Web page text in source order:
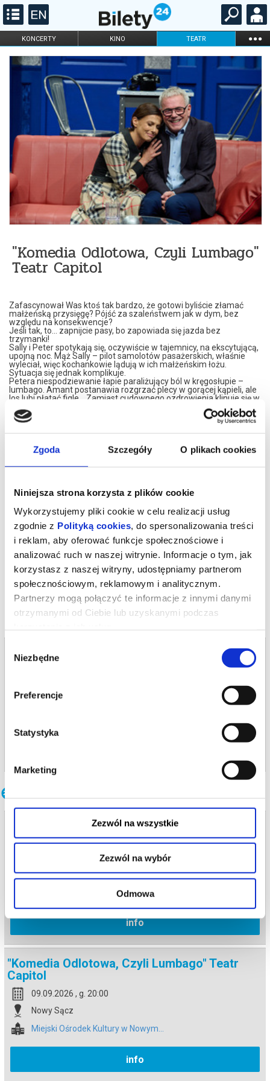
Zgoda Szczegóły O plikach cookies
Niniejsza strona korzysta z plików cookie
Wykorzystujemy pliki cookie w celu realizacji usług
zgodnie z Polityką cookies, do spersonalizowania treści
i reklam, aby oferować funkcje społecznościowe i
analizować ruch w naszej witrynie. Informacje o tym, jak
korzystasz z naszej witryny, udostępniamy partnerom
społecznościowym, reklamowym i analitycznym.
Partnerzy mogą połączyć te informacje z innymi danymi
otrzymanymi od Ciebie lub uzyskanymi podczas
zgody
Niezbędne
Preferencje
Statystyka
Marketing
Zezwól na wszystkie
Zezwól na wybór
Odmowa
KONCERTY KINO TEATR ...
FILHARMONIA OPERA I BALET
DLA DZIECI
"Komedia Odlotowa, Czyli Lumbago"
Teatr Capitol
Zafascynował Was ktoś tak bardzo, że gotowi byliście złamać
małżeńską przysięgę? Pójść za szaleństwem jak w dym, bez
względu na konsekwencje?
Jeśli tak, to… zapnijcie pasy, bo zapowiada się jazda bez
trzymanki!
Sally i Peter spotykają się, oczywiście w tajemnicy, na ekscytującą,
upojną noc. Mąż Sally – pilot samolotów pasażerskich, właśnie
wyleciał, więc kochankowie lądują w ich małżeńskim łożu.
Sytuacja się jednak komplikuje.
Petera niespodziewanie łapie paraliżujący ból w kręgosłupie –
lumbago. Amant postanawia rozgrzać plecy w gorącej kąpieli, ale
los lubi płatać figle… Zamiast cudownego ozdrowienia klinuje się w
To dopiero początek kłopotów pary, bo lawina niefortunnych
zdarzeń dopiero się zaczyna.
Niespodziewanie w apartamencie pojawiają się wciąż nowi ludzie:
Sally, tajemnicza Annabelle oraz stanowcza Jocelyn.
Co ich wszystkich łączy? Niedomówienia!
W matni kłamstewek, w którą wpadli, każdy jest kimś innym i
sobie życie?
Kto będzie w stanie uporządkować ten galimatias?
Przekonajcie się na własne oczy w Teatrze Capitol – BĘDZIE
ODLOT!
*******
Bezpieczne zakupy w Bilety24. W przypadku odwołania
wydarzenia, gwarantujemy automatyczny zwrot środków
potwierdzony komunikatem wysyłanym na adres e-mail, podany
podczas zakupu.
czytaj więcej o
wydarzeniu
Bilety na termin:
10.09.2026 , g. 20:00 (czwartek)
Nowy Sącz
Inne terminy
"Komedia Odlotowa, Czyli Lumbago" Teatr
Capitol
09.09.2026 , g. 17:00
Nowy Sącz
Miejski Ośrodek Kultury w Nowym...
info
"Komedia Odlotowa, Czyli Lumbago" Teatr
Capitol
09.09.2026 , g. 20:00
Nowy Sącz
Miejski Ośrodek Kultury w Nowym...
info